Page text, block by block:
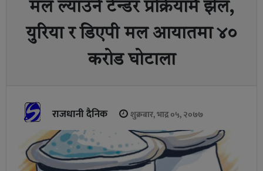
मल ल्याउने टेन्डर प्रक्रियामै झेल,
युरिया र डिएपी मल आयातमा ४०
करोड घोटाला
राजधानी दैनिक शुक्रबार, भाद्र ०५, २०७७